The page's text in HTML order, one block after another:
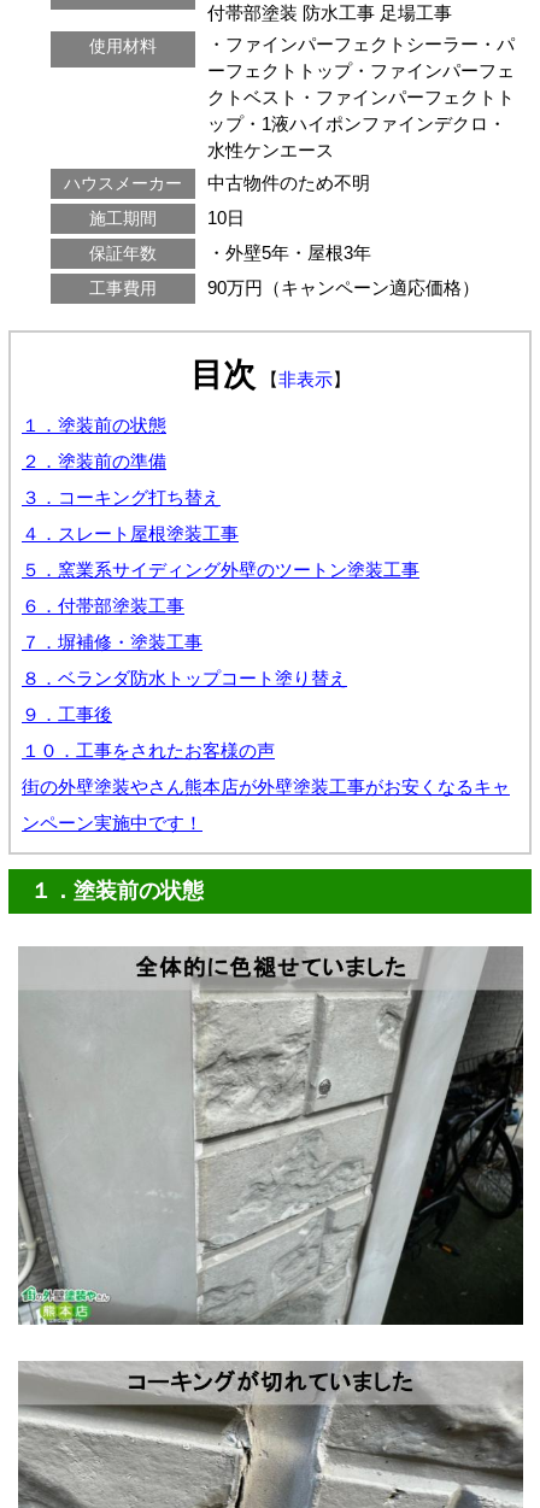
付帯部塗装 防水工事 足場工事
使用材料
・ファインパーフェクトシーラー・パ
ーフェクトトップ・ファインパーフェ
クトベスト・ファインパーフェクトト
ップ・1液ハイポンファインデクロ・
水性ケンエース
ハウスメーカー 中古物件のため不明
施工期間 10日
保証年数 ・外壁5年・屋根3年
工事費用 90万円（キャンペーン適応価格）
目次 【非表示】
１．塗装前の状態
２．塗装前の準備
３．コーキング打ち替え
４．スレート屋根塗装工事
５．窯業系サイディング外壁のツートン塗装工事
６．付帯部塗装工事
７．塀補修・塗装工事
８．ベランダ防水トップコート塗り替え
９．工事後
１０．工事をされたお客様の声
街の外壁塗装やさん熊本店が外壁塗装工事がお安くなるキャ
ンペーン実施中です！
１．塗装前の状態